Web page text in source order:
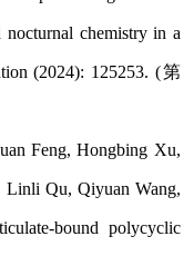
nocturnal chemistry in a
(2024): 125253. (第
Feng, Hongbing Xu,
Linli Qu, Qiyuan Wang,
bound polycyclic